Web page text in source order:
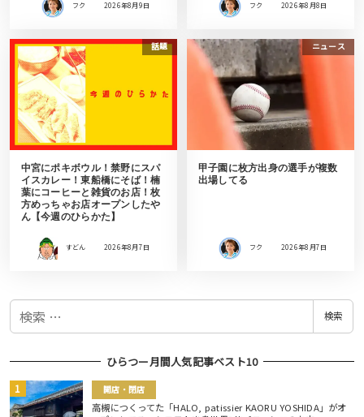
フク 2026年8月9日 フク 2026年8月8日
話題
中宮にポキボウル！禁野にスパ
イスカレー！東船橋にそば！楠
葉にコーヒーと雑貨のお店！枚
方めっちゃお店オープンしたや
ん【今週のひらかた】
すどん 2026年8月7日
ニュース
甲子園に枚方出身の選手が複数
出場してる
フク 2026年8月7日
検
検索
ひらつー月間人気記事ベスト10
開店・閉店
高槻につくってた「HALO, patissier KAORU YOSHIDA」がオ